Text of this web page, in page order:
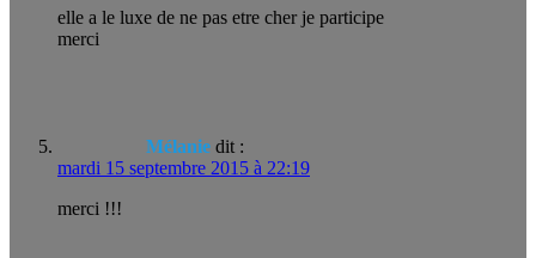
elle a le luxe de ne pas etre cher je participe
merci
Mélanie dit :
mardi 15 septembre 2015 à 22:19
merci !!!